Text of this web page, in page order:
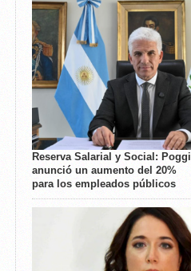
Reserva Salarial y Social: Poggi
anunció un aumento del 20%
para los empleados públicos